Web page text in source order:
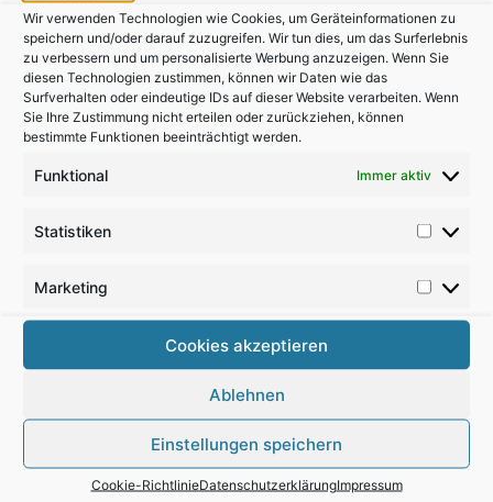
Wir verwenden Technologien wie Cookies, um Geräteinformationen zu
speichern und/oder darauf zuzugreifen. Wir tun dies, um das Surferlebnis
zu verbessern und um personalisierte Werbung anzuzeigen. Wenn Sie
diesen Technologien zustimmen, können wir Daten wie das
Surfverhalten oder eindeutige IDs auf dieser Website verarbeiten. Wenn
Sie Ihre Zustimmung nicht erteilen oder zurückziehen, können
bestimmte Funktionen beeinträchtigt werden.
Funktional Immer aktiv
Statistiken
Marketing
Cookies akzeptieren
Ablehnen
Einstellungen speichern
Cookie-RichtlinieDatenschutzerklärungImpressum
leider ohne Deckel ![/bscolumns]
[bscolumns class=“one_half_last_clear“]
[/bscolumns][bscolumns
class=“clear“][/bscolumns]